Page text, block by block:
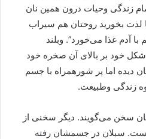
زندگی وحیات درون همین نان
بخورید روحتان هم سیراب
آدم غذا می‌خورد”. وبلند
شکل خود بر بالای آن صخره خود
دیده اما پر شورهمراه با جسم
زندگی وطبیعت.
سخن می‌گویند. دیگر سخنی از
سبلان در جسمشان رفته